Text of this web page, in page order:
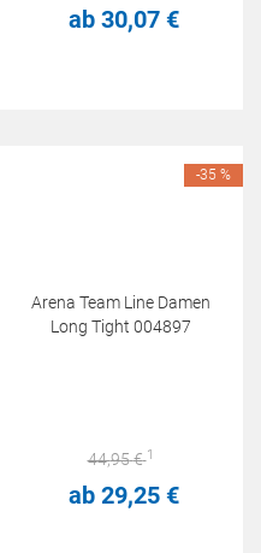
ab 30,07 €
Arena Team Line Damen
Long Tight 004897
44,95€ 1
ab 29,25 €
-35 %